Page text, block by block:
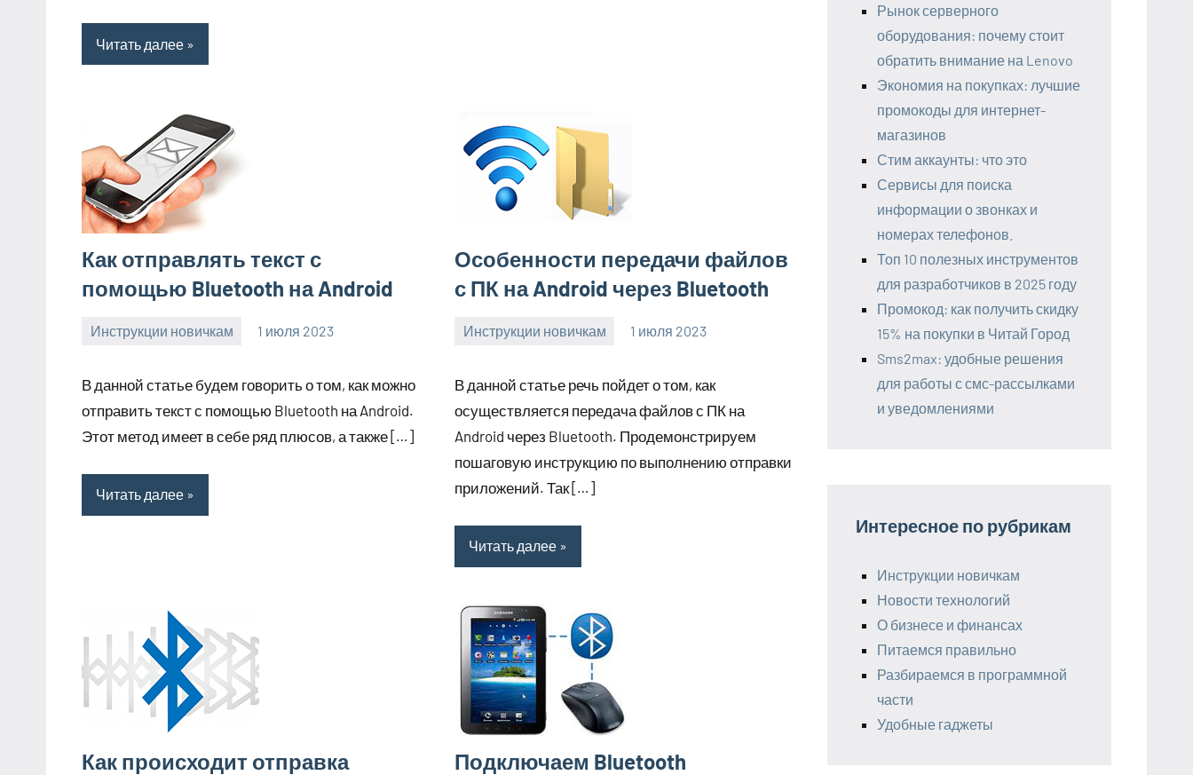
Читать далее
Как отправлять текст с
помощью Bluetooth на Android
Инструкции новичкам 1 июля 2023
clodoserver_
В данной статье будем говорить о том, как можно
отправить текст с помощью Bluetooth на Android.
Этот метод имеет в себе ряд плюсов, а также […]
Читать далее
Особенности передачи файлов
с ПК на Android через Bluetooth
Инструкции новичкам 1 июля 2023
clodoserver_
В данной статье речь пойдет о том, как
осуществляется передача файлов с ПК на
Android через Bluetooth. Продемонстрируем
пошаговую инструкцию по выполнению отправки
приложений. Так […]
Читать далее
Как происходит отправка
Подключаем Bluetooth
Рынок серверного
оборудования: почему стоит
обратить внимание на Lenovo
Экономия на покупках: лучшие
промокоды для интернет-
магазинов
Стим аккаунты: что это
Сервисы для поиска
информации о звонках и
номерах телефонов.
Топ 10 полезных инструментов
для разработчиков в 2025 году
Промокод: как получить скидку
15% на покупки в Читай Город
Sms2max: удобные решения
для работы с смс-рассылками
и уведомлениями
Интересное по рубрикам
Инструкции новичкам
Новости технологий
О бизнесе и финансах
Питаемся правильно
Разбираемся в программной
части
Удобные гаджеты